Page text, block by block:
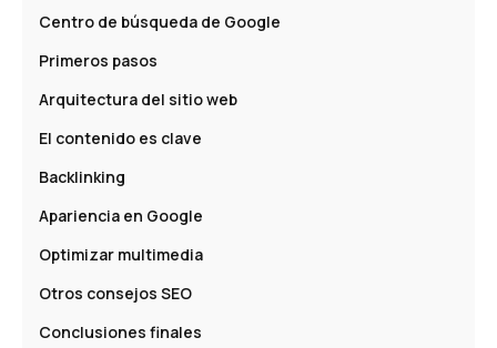
Centro de búsqueda de Google
Primeros pasos
Arquitectura del sitio web
El contenido es clave
Backlinking
Apariencia en Google
Optimizar multimedia
Otros consejos SEO
Conclusiones finales